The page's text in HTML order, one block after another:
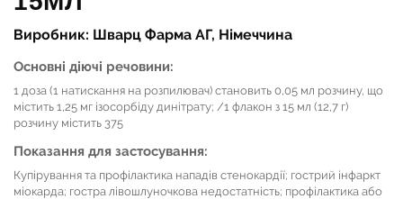
Виробник: Шварц Фарма АГ, Німеччина
Основні діючі речовини:
1 доза (1 натискання на розпилювач) становить 0,05 мл розчину, що
містить 1,25 мг ізосорбіду динітрату; /1 флакон з 15 мл (12,7 г)
розчину містить 375
Показання для застосування:
Купірування та профілактика нападів стенокардії; гострий інфаркт
міокарда; гостра лівошлуночкова недостатність; профілактика або